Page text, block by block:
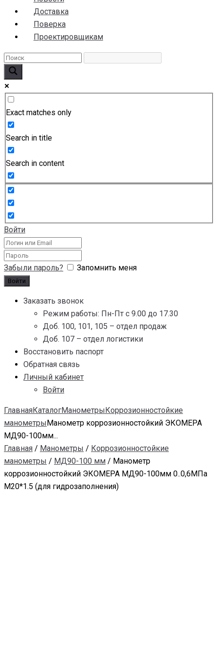
Доставка
Поверка
Проектировщикам
Exact matches only
Search in title
Search in content
Войти
Забыли пароль? Запомнить меня
Заказать звонок
Режим работы: Пн-Пт с 9.00 до 17.30
Доб. 100, 101, 105 – отдел продаж
Доб. 107 – отдел логистики
Восстановить паспорт
Обратная связь
Личный кабинет
Войти
ГлавнаяКаталогМанометрыКоррозионностойкие
манометрыМанометр коррозионностойкий ЭКОМЕРА
МД90-100мм...
Главная / Манометры / Коррозионностойкие
манометры / МД90-100 мм / Манометр
коррозионностойкий ЭКОМЕРА МД90-100мм 0..0,6МПа
M20*1.5 (для гидрозаполнения)